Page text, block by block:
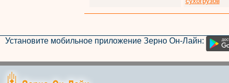
Установите мобильное приложение Зерно Он-Лайн: